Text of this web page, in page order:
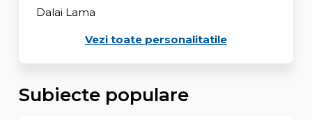
Dalai Lama
Vezi toate personalitatile
Subiecte populare